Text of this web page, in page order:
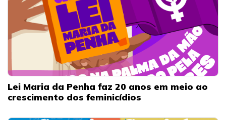
Lei Maria da Penha faz 20 anos em meio ao
crescimento dos feminicídios